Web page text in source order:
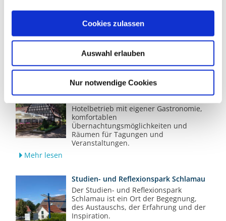
Cookies zulassen
Auswahl erlauben
Nur notwendige Cookies
Mal's Scheune - Studio Wiesenburg
Eventlocation und Videostudio direkt
neben dem Wiesenburger Schlosspark.
Art statt.
Mehr lesen
Mühle
Hotelbetrieb mit eigener Gastronomie,
komfortablen
Übernachtungsmöglichkeiten und
Räumen für Tagungen und
Veranstaltungen.
Mehr lesen
Studien- und Reflexionspark Schlamau
Der Studien- und Reflexionspark
Schlamau ist ein Ort der Begegnung,
des Austauschs, der Erfahrung und der
Inspiration.